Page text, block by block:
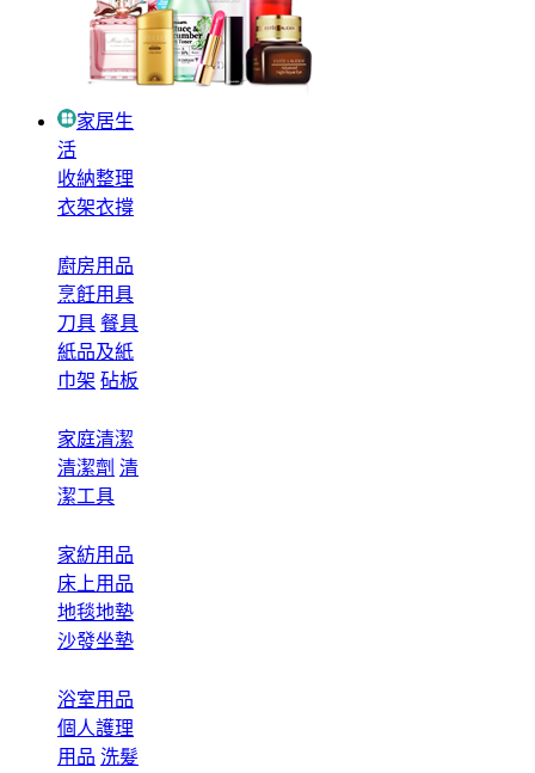
家居生
活
收納整理
衣架衣撐
廚房用品
烹飪用具
刀具 餐具
紙品及紙
巾架 砧板
家庭清潔
清潔劑 清
潔工具
家紡用品
床上用品
地毯地墊
沙發坐墊
浴室用品
個人護理
用品 洗髮